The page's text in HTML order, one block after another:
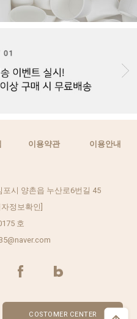
이용약관 이용안내
시 양촌읍 누산로6번길 45
자정보확인]
호
COSTOMER CENTER